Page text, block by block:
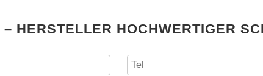
HERSTELLER HOCHWERTIGER